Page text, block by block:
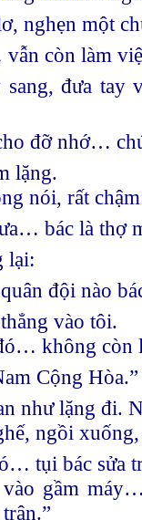
nghẹn một
còn làm
sang, đưa
đỡ nhớ…
lặng.
nói, rất
bác là thợ
lại:
đội nào
vào tôi.
không còn
Cộng Hòa.”
như lặng đi.
ngồi
tụi bác sửa
gầm